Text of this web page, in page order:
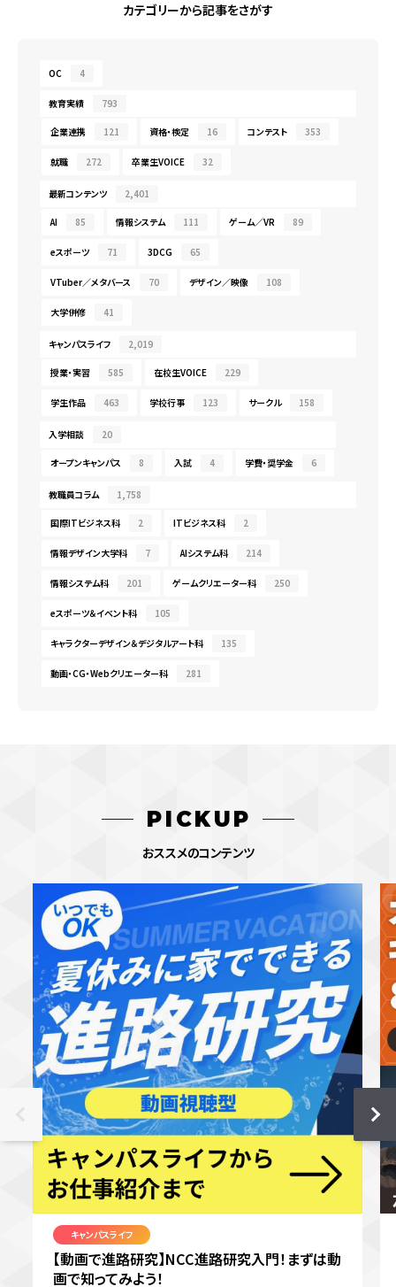
カテゴリーから記事をさがす
OC 4
教育実績 793
企業連携 121 資格・検定 16 コンテスト 353
就職 272 卒業生VOICE 32
最新コンテンツ 2,401
AI 85 情報システム 111 ゲーム／VR 89
eスポーツ 71 3DCG 65
VTuber／メタバース 70 デザイン／映像 108
大学併修 41
キャンパスライフ 2,019
授業・実習 585 在校生VOICE 229
学生作品 463 学校行事 123 サークル 158
入学相談 20
オープンキャンパス 8 入試 4 学費・奨学金 6
教職員コラム 1,758
国際ITビジネス科 2 ITビジネス科 2
情報デザイン大学科 7 AIシステム科 214
情報システム科 201 ゲームクリエーター科 250
eスポーツ＆イベント科 105
キャラクターデザイン＆デジタルアート科 135
動画・CG・Webクリエーター科 281
PICKUP
おススメのコンテンツ
キャンパスライフ
【動画で進路研究】NCC進路研究入門！まずは動
画で知ってみよう！